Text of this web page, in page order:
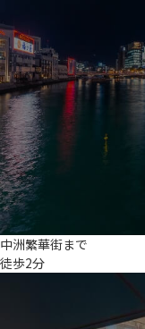
中洲繁華街まで
徒歩2分